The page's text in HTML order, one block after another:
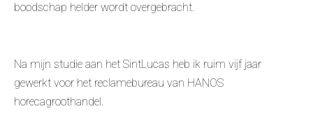
boodschap helder wordt overgebracht.
Na mijn studie aan het SintLucas heb ik ruim vijf jaar
gewerkt voor het reclamebureau van HANOS
horecagroothandel.